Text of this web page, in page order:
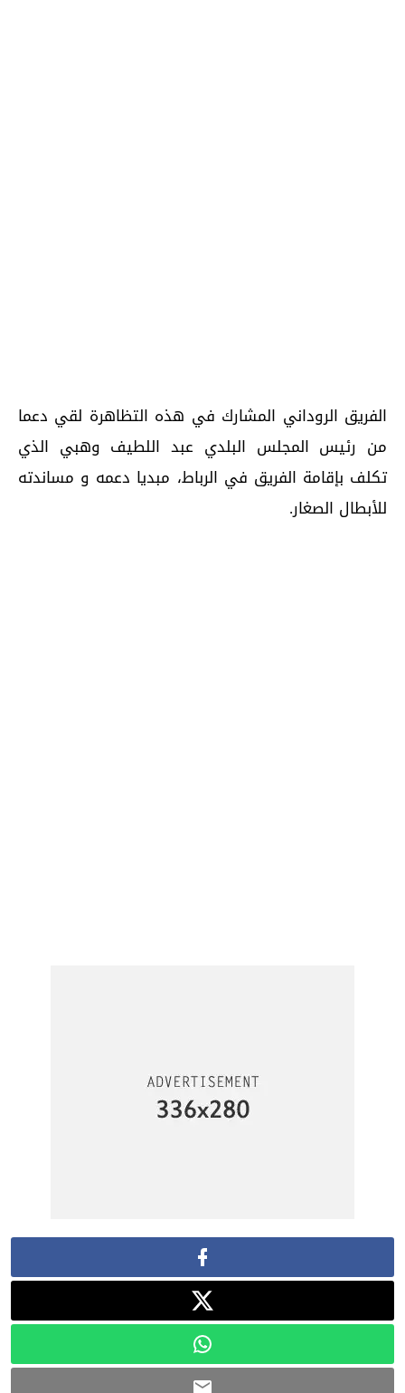
الفريق الروداني المشارك في هذه التظاهرة لقي دعما
من رئيس المجلس البلدي عبد اللطيف وهبي الذي
تكلف بإقامة الفريق في الرباط، مبديا دعمه و مساندته
للأبطال الصغار.